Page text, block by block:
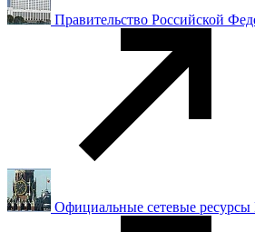
Правительство Российской
Официальные сетевые ресурсы